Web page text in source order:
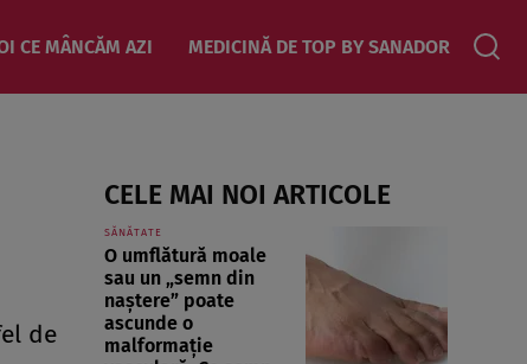
CE MÂNCĂM AZI MEDICINĂ DE TOP BY SANADOR
de
CELE MAI NOI ARTICOLE
SĂNĂTATE
O umflătură moale
sau un „semn din
naștere” poate
ascunde o
malformație